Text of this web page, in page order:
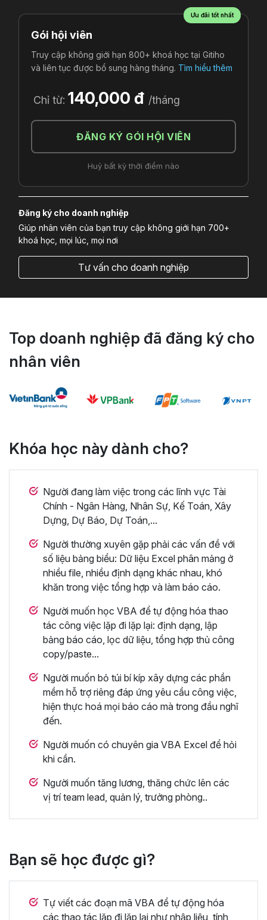
Ưu đãi tốt nhất
Gói hội viên
Truy cập không giới hạn 800+ khoá học tại Gitiho
và liên tục được bổ sung hàng tháng. Tìm hiểu thêm
Chỉ từ: 140,000 đ /tháng
ĐĂNG KÝ GÓI HỘI VIÊN
Huỷ bất kỳ thời điểm nào
Đăng ký cho doanh nghiệp
Giúp nhân viên của bạn truy cập không giới hạn 700+
khoá học, mọi lúc, mọi nơi
Tư vấn cho doanh nghiệp
Top doanh nghiệp đã đăng ký cho
nhân viên
Khóa học này dành cho?
Người đang làm việc trong các lĩnh vực Tài
Chính - Ngân Hàng, Nhân Sự, Kế Toán, Xây
Dựng, Dự Báo, Dự Toán,...
Người thường xuyên gặp phải các vấn đề với
số liệu bảng biểu: Dữ liệu Excel phân mảng ở
nhiều file, nhiều định dạng khác nhau, khó
khăn trong việc tổng hợp và làm báo cáo.
Người muốn học VBA để tự động hóa thao
tác công việc lặp đi lặp lại: định dạng, lập
bảng báo cáo, lọc dữ liệu, tổng hợp thủ công
copy/paste...
Người muốn bỏ túi bí kíp xây dựng các phần
mềm hỗ trợ riêng đáp ứng yêu cầu công việc,
hiện thực hoá mọi báo cáo mà trong đầu nghĩ
đến.
Người muốn có chuyên gia VBA Excel để hỏi
khi cần.
Người muốn tăng lương, thăng chức lên các
vị trí team lead, quản lý, trưởng phòng..
Bạn sẽ học được gì?
Tự viết các đoạn mã VBA để tự động hóa
các thao tác lặp đi lặp lại như nhập liệu, tính